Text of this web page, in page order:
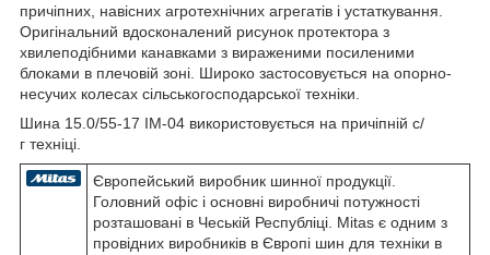
причіпних, навісних агротехнічних агрегатів і устаткування.
Оригінальний вдосконалений рисунок протектора з
хвилеподібними канавками з вираженими посиленими
блоками в плечовій зоні. Широко застосовується на опорно-
несучих колесах сільськогосподарської техніки.
Шина 15.0/55-17 IM-04 використовується на причіпній с/
г техніці.
Європейський виробник шинної продукції.
Головний офіс і основні виробничі потужності
розташовані в Чеській Республіці. Mitas є одним з
провідних виробників в Європі шин для техніки в